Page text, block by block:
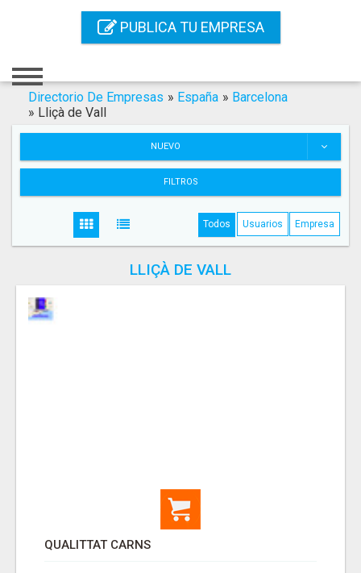
PUBLICA TU EMPRESA
Registro
Contacto
Servicios Online
Publica Tu Empresa
Directorio De Empresas » España » Barcelona
» Lliçà de Vall
NUEVO
FILTROS
Todos Usuarios Empresa
LLIÇÀ DE VALL
QUALITTAT CARNS